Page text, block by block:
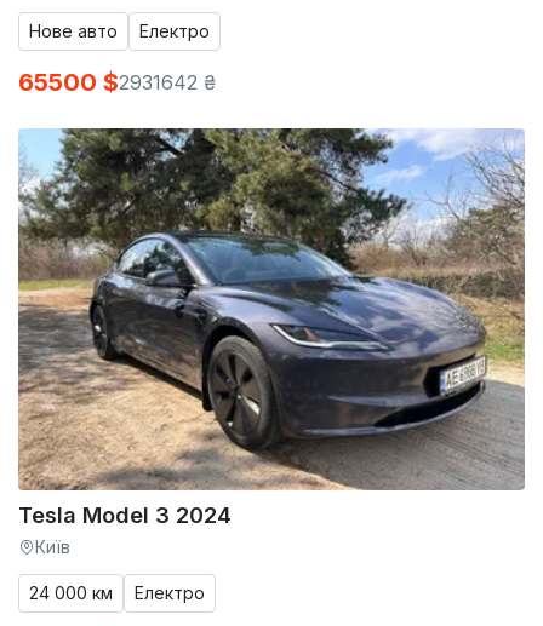
Нове авто Електро
65500 $2931642 ₴
Tesla Model 3 2024
Київ
24 000 км Електро